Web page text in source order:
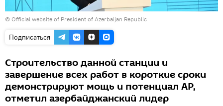
© Official website of President of Azerbaijan Republic
Подписаться
Строительство данной станции и
завершение всех работ в короткие сроки
демонстрируют мощь и потенциал АР,
отметил азербайджанский лидер